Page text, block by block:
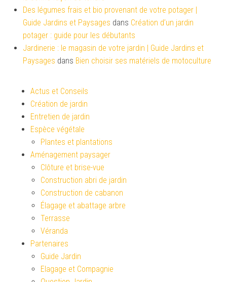
Des légumes frais et bio provenant de votre potager |
Guide Jardins et Paysages dans Création d’un jardin
potager : guide pour les débutants
Jardinerie : le magasin de votre jardin | Guide Jardins et
Paysages dans Bien choisir ses matériels de motoculture
Actus et Conseils
Création de jardin
Entretien de jardin
Espèce végétale
Plantes et plantations
Aménagement paysager
Clôture et brise-vue
Construction abri de jardin
Construction de cabanon
Élagage et abattage arbre
Terrasse
Véranda
Partenaires
Guide Jardin
Elagage et Compagnie